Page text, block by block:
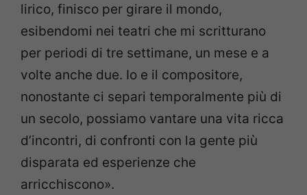
lirico, finisco per girare il mondo,
esibendomi nei teatri che mi scritturano
per periodi di tre settimane, un mese e a
volte anche due. Io e il compositore,
nonostante ci separi temporalmente più di
un secolo, possiamo vantare una vita ricca
d’incontri, di confronti con la gente più
disparata ed esperienze che
arricchiscono».